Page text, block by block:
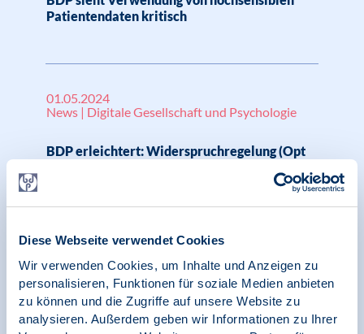
Diese Webseite verwendet Cookies
Wir verwenden Cookies, um Inhalte und Anzeigen zu
personalisieren, Funktionen für soziale Medien anbieten
zu können und die Zugriffe auf unsere Website zu
analysieren. Außerdem geben wir Informationen zu Ihrer
Patientendaten kritisch
01.05.2024
News | Digitale Gesellschaft und Psychologie
BDP erleichtert: Widerspruchregelung (Opt
sundheitsdatenraum (EHDS) bleibt bestehen
06.02.2024
Pressemitteilung | Digitale Gesellschaft und
Psychologie